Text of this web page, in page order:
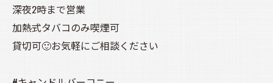
深夜2時まで営業
加熱式タバコのみ喫煙可
貸切可🙂お気軽にご相談ください